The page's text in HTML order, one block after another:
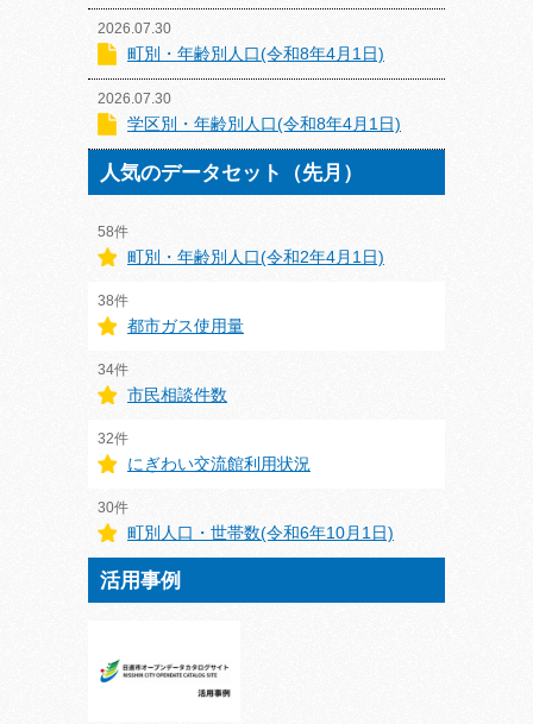
2026.07.30
町別・年齢別人口(令和8年4月1日)
2026.07.30
学区別・年齢別人口(令和8年4月1日)
人気のデータセット（先月）
58件
町別・年齢別人口(令和2年4月1日)
38件
都市ガス使用量
34件
市民相談件数
32件
にぎわい交流館利用状況
30件
町別人口・世帯数(令和6年10月1日)
活用事例